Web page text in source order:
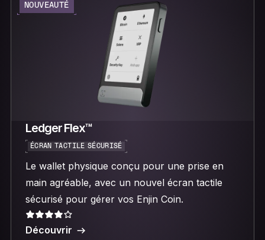
NOUVEAUTÉ
Ledger Flex™
ÉCRAN TACTILE SÉCURISÉ
Le wallet physique conçu pour une prise en
main agréable, avec un nouvel écran tactile
sécurisé pour gérer vos Enjin Coin.
Découvrir